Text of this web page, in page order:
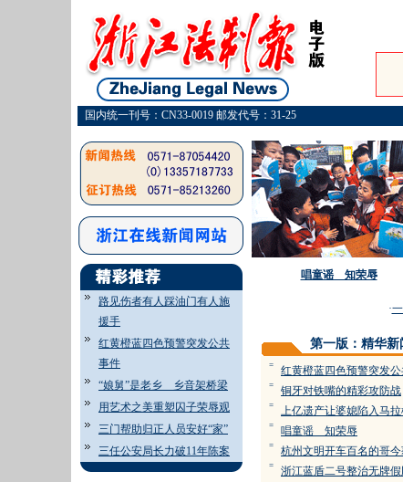
国内统一刊号：CN33-0019 邮发代号：31-25
路见伤者有人踩油门有人施
援手
红黄橙蓝四色预警突发公共
事件
“娘舅”是老乡 乡音架桥梁
用艺术之美重塑囚子荣辱观
三门帮助归正人员安好“家”
三任公安局长力破11年陈案
唱童谣 知荣辱
一
第一版：精华新
= 红黄橙蓝四色预警突发
= 铜牙对铁嘴的精彩攻防战
= 上亿遗产让婆媳陷入马拉
= 唱童谣 知荣辱
= 杭州文明开车百名的哥今
= 浙江蓝盾二号整治无牌